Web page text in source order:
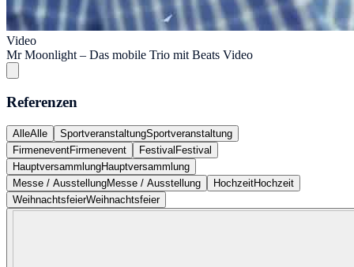
Video
Mr Moonlight – Das mobile Trio mit Beats Video
Referenzen
AlleAlle SportveranstaltungSportveranstaltung
FirmeneventFirmenevent Festival Festival
HauptversammlungHauptversammlung
Messe / AusstellungMesse / Ausstellung HochzeitHochzeit
WeihnachtsfeierWeihnachtsfeier